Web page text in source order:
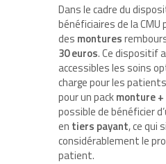
Dans le cadre du
bénéficiaires de la CMU
des montures
30 euros. Ce dispositif
accessibles les soins
charge pour les
pour un packmonture
possible de bénéficier
en tiers payant, ce qui
considérablement le
patient.